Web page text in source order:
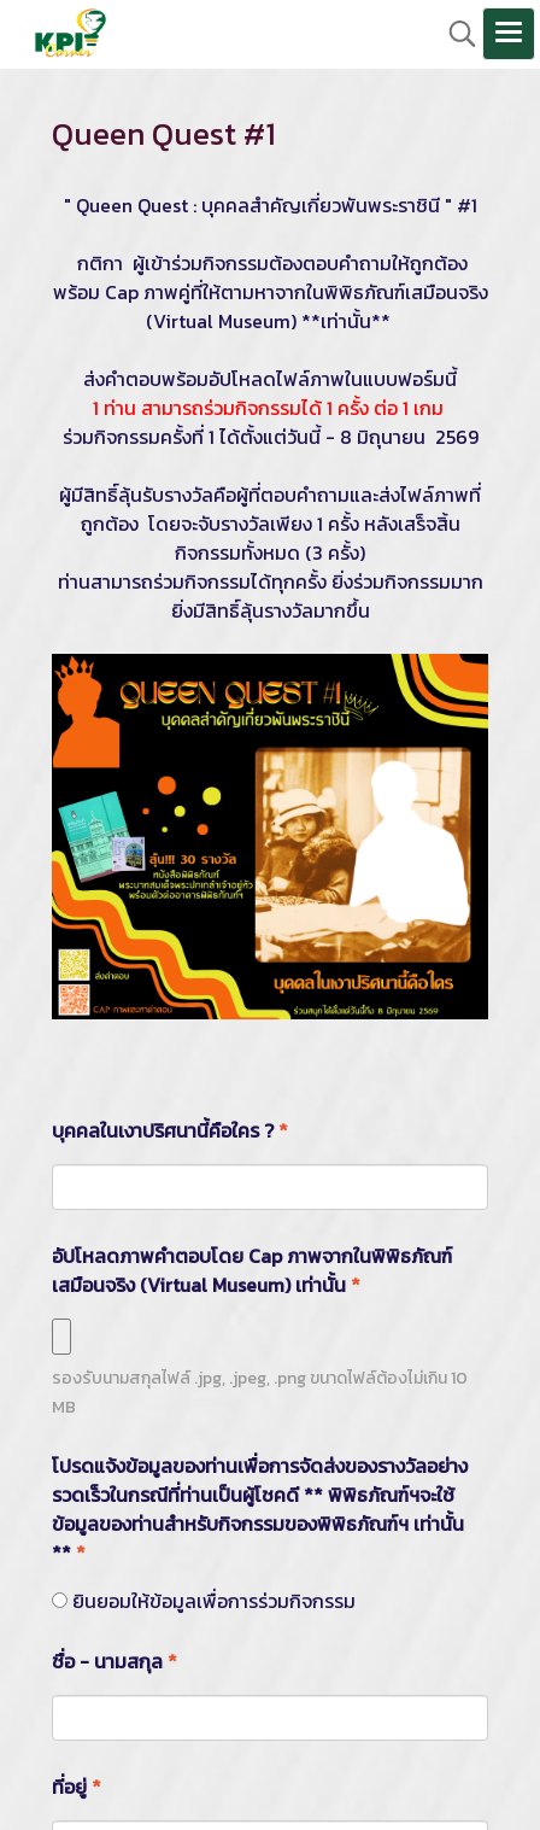
Queen Quest #1
" Queen Quest : บุคคลสำคัญเกี่ยวพันพระราชินี " #1
กติกา ผู้เข้าร่วมกิจกรรมต้องตอบคำถามให้ถูกต้อง
พร้อม Cap ภาพคู่ที่ให้ตามหาจากในพิพิธภัณฑ์เสมือนจริง
(Virtual Museum) **เท่านั้น**
ส่งคำตอบพร้อมอัปโหลดไฟล์ภาพในแบบฟอร์มนี้
1 ท่าน สามารถร่วมกิจกรรมได้ 1 ครั้ง ต่อ 1 เกม
ร่วมกิจกรรมครั้งที่ 1 ได้ตั้งแต่วันนี้ - 8 มิถุนายน 2569
ผู้มีสิทธิ์ลุ้นรับรางวัลคือผู้ที่ตอบคำถามและส่งไฟล์ภาพที่
ถูกต้อง โดยจะจับรางวัลเพียง 1 ครั้ง หลังเสร็จสิ้น
กิจกรรมทั้งหมด (3 ครั้ง)
ท่านสามารถร่วมกิจกรรมได้ทุกครั้ง ยิ่งร่วมกิจกรรมมาก
ยิ่งมีสิทธิ์ลุ้นรางวัลมากขึ้น
บุคคลในเงาปริศนานี้คือใคร ? *
อัปโหลดภาพคำตอบโดย Cap ภาพจากในพิพิธภัณฑ์
เสมือนจริง (Virtual Museum) เท่านั้น *
รองรับนามสกุลไฟล์.jpg, .jpeg, .pngขนาดไฟล์ต้องไม่เกิน10
MB
โปรดแจ้งข้อมูลของท่านเพื่อการจัดส่งของรางวัลอย่าง
รวดเร็วในกรณีที่ท่านเป็นผู้โชคดี ** พิพิธภัณฑ์ฯจะใช้
ข้อมูลของท่านสำหรับกิจกรรมของพิพิธภัณฑ์ฯ เท่านั้น
** *
ยินยอมให้ข้อมูลเพื่อการร่วมกิจกรรม
ชื่อ - นามสกุล *
ที่อยู่ *